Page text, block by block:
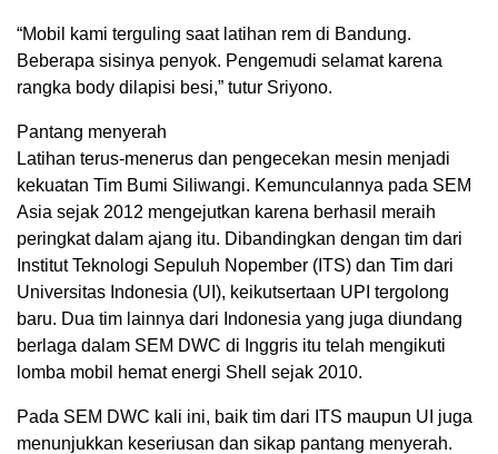
“Mobil kami terguling saat latihan rem di Bandung.
Beberapa sisinya penyok. Pengemudi selamat karena
rangka body dilapisi besi,” tutur Sriyono.
Pantang menyerah
Latihan terus-menerus dan pengecekan mesin menjadi
kekuatan Tim Bumi Siliwangi. Kemunculannya pada SEM
Asia sejak 2012 mengejutkan karena berhasil meraih
peringkat dalam ajang itu. Dibandingkan dengan tim dari
Institut Teknologi Sepuluh Nopember (ITS) dan Tim dari
Universitas Indonesia (UI), keikutsertaan UPI tergolong
baru. Dua tim lainnya dari Indonesia yang juga diundang
berlaga dalam SEM DWC di Inggris itu telah mengikuti
lomba mobil hemat energi Shell sejak 2010.
Pada SEM DWC kali ini, baik tim dari ITS maupun UI juga
menunjukkan keseriusan dan sikap pantang menyerah.